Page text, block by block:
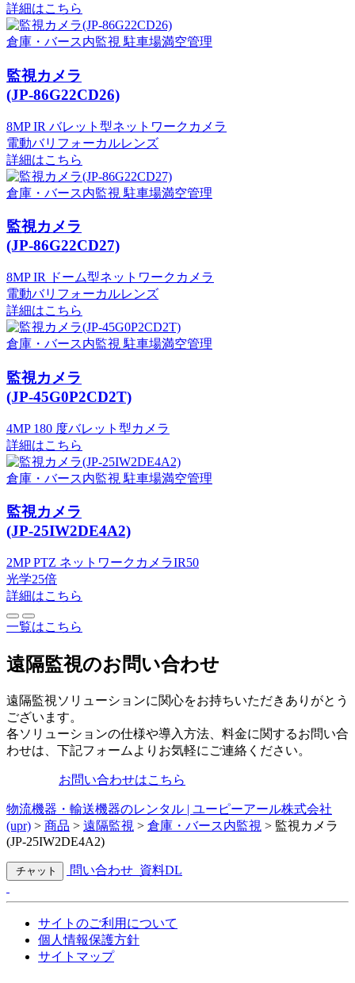
詳細はこちら
倉庫・バース内監視 駐車場満空管理
監視カメラ
(JP-86G22CD26)
8MP IR バレット型ネットワークカメラ
電動バリフォーカルレンズ
詳細はこちら
倉庫・バース内監視 駐車場満空管理
監視カメラ
(JP-86G22CD27)
8MP IR ドーム型ネットワークカメラ
電動バリフォーカルレンズ
詳細はこちら
倉庫・バース内監視 駐車場満空管理
監視カメラ
(JP-45G0P2CD2T)
4MP 180 度バレット型カメラ
詳細はこちら
倉庫・バース内監視 駐車場満空管理
監視カメラ
(JP-25IW2DE4A2)
2MP PTZ ネットワークカメラIR50
光学25倍
詳細はこちら
一覧はこちら
遠隔監視のお問い合わせ
遠隔監視ソリューションに関心をお持ちいただきありがとう
ございます。
各ソリューションの仕様や導入方法、料金に関するお問い合
わせは、下記フォームよりお気軽にご連絡ください。
お問い合わせはこちら
物流機器・輸送機器のレンタル | ユーピーアール株式会社
(upr) > 商品 > 遠隔監視 > 倉庫・バース内監視 > 監視カメラ
(JP-25IW2DE4A2)
チャット 問い合わせ 資料DL
サイトのご利用について
個人情報保護方針
サイトマップ